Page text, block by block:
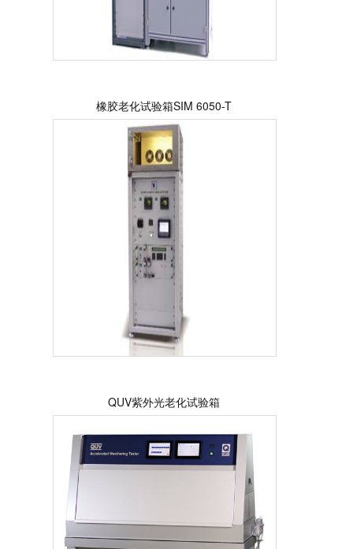
橡胶老化试验箱SIM 6050-T
QUV紫外光老化试验箱